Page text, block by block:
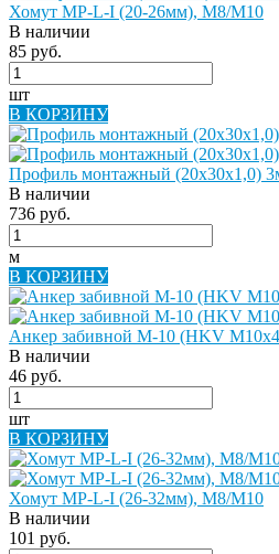
Хомут МР-L-I (20-26мм), М8/M10
В наличии
85 руб.
шт
В КОРЗИНУ
Профиль монтажный (20х30х1,0)
В наличии
736 руб.
м
В КОРЗИНУ
Анкер забивной М-10 (HKV
В наличии
46 руб.
шт
В КОРЗИНУ
Хомут МР-L-I (26-32мм), М8/M10
В наличии
101 руб.